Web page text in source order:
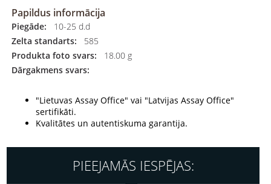
Papildus informācija
Piegāde:
10-25 d.d
Zelta standarts:
585
Produkta foto svars:
18.00 g
Dārgakmens svars:
"Lietuvas Assay Office" vai "Latvijas Assay Office"
sertifikāti.
Kvalitātes un autentiskuma garantija.
PIEEJAMĀS IESPĒJAS: